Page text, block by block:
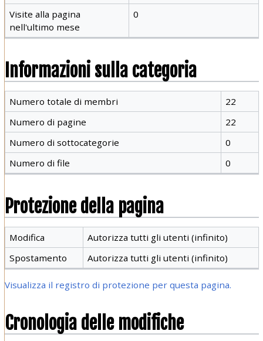
Visite alla pagina
nell'ultimo mese
0
Informazioni sulla categoria
Numero totale di membri
22
Numero di pagine
22
Numero di sottocategorie
0
Numero di file
0
Protezione della pagina
Modifica
Autorizza tutti gli utenti (infinito)
Spostamento
Autorizza tutti gli utenti (infinito)
Visualizza il registro di protezione per questa pagina.
Cronologia delle modifiche